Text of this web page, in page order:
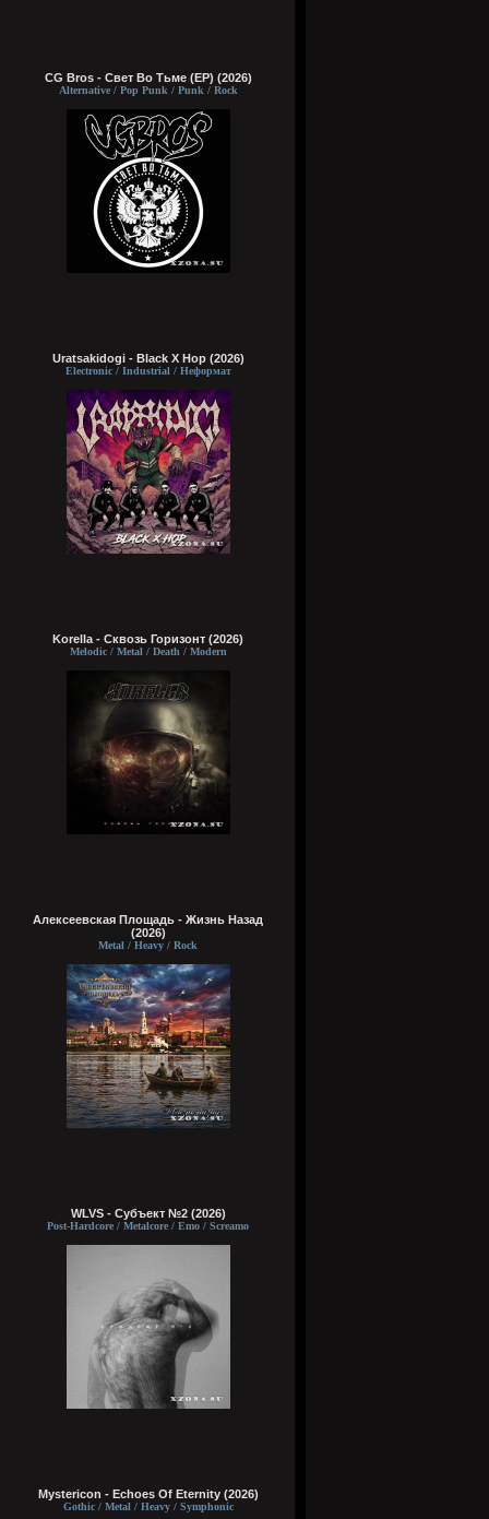
CG Bros - Свет Во Тьме (EP) (2026)
Alternative / Pop Punk / Punk / Rock
Uratsakidogi - Black X Hop (2026)
Electronic / Industrial / Неформат
Korella - Сквозь Горизонт (2026)
Melodic / Metal / Death / Modern
Алексеевская Площадь - Жизнь Назад
(2026)
Metal / Heavy / Rock
WLVS - Субъект №2 (2026)
Post-Hardcore / Metalcore / Emo / Screamo
Mystericon - Echoes Of Eternity (2026)
Gothic / Metal / Heavy / Symphonic